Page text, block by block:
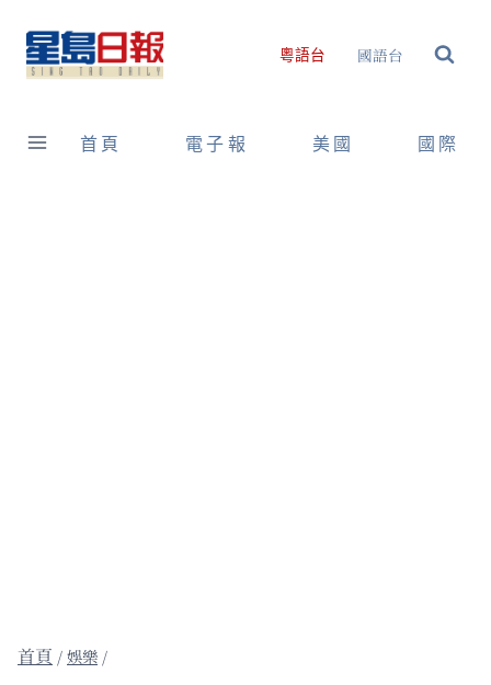
content
粵語台 國語台
首頁 電子報 美國 國際
/娛樂 /